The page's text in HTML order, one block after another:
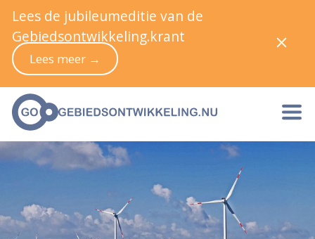
Lees de jubileumeditie van de
Gebiedsontwikkeling.krant
Lees meer →